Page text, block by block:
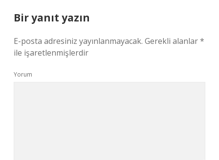
Bir yanıt yazın
E-posta adresiniz yayınlanmayacak. Gerekli alanlar*
ile işaretlenmişlerdir
Yorum